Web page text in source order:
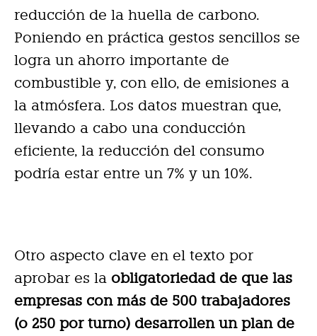
reducción de la huella de carbono.
Poniendo en práctica gestos sencillos se
logra un ahorro importante de
combustible y, con ello, de emisiones a
la atmósfera. Los datos muestran que,
llevando a cabo una conducción
eficiente, la reducción del consumo
podría estar entre un 7% y un 10%.
Otro aspecto clave en el texto por
aprobar es la obligatoriedad de que las
empresas con más de 500 trabajadores
(o 250 por turno) desarrollen un plan de